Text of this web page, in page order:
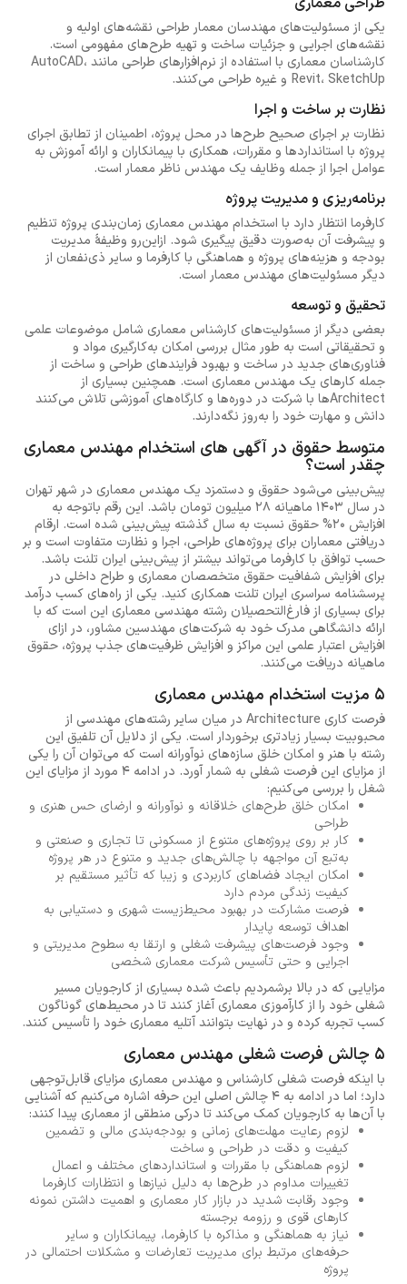
یکی از مسئولیت‌های مهندسان معمار طراحی نقشه‌های اولیه و
نقشه‌های اجرایی و جزئیات ساخت و تهیه طرح‌های مفهومی است.
کارشناسان معماری با استفاده از نرم‌افزارهای طراحی مانند AutoCAD،
Revit، SketchUp و غیره طراحی می‌کنند.
نظارت بر ساخت و اجرا
نظارت بر اجرای صحیح طرح‌ها در محل پروژه، اطمینان از تطابق اجرای
پروژه با استانداردها و مقررات، همکاری با پیمانکاران و ارائه آموزش به
عوامل اجرا از جمله وظایف یک مهندس ناظر معمار است.
برنامه‌ریزی و مدیریت پروژه
کارفرما انتظار دارد با استخدام مهندس معماری زمان‌بندی پروژه تنظیم
و پیشرفت آن به‌صورت دقیق پیگیری شود. ازاین‌رو وظیفهٔ مدیریت
بودجه و هزینه‌های پروژه و هماهنگی با کارفرما و سایر ذی‌نفعان از
دیگر مسئولیت‌های مهندس معمار است.
تحقیق و توسعه
بعضی دیگر از مسئولیت‌های کارشناس معماری شامل موضوعات علمی
و تحقیقاتی است به طور مثال بررسی امکان به‌کارگیری مواد و
فناوری‌های جدید در ساخت و بهبود فرایندهای طراحی و ساخت از
جمله کارهای یک مهندس معماری است. همچنین بسیاری از
Architectها با شرکت در دوره‌ها و کارگاه‌های آموزشی تلاش می‌کنند
دانش و مهارت خود را به‌روز نگه‌دارند.
متوسط حقوق در آگهی های استخدام مهندس معماری
چقدر است؟
پیش‌بینی می‌شود حقوق و دستمزد یک مهندس معماری در شهر تهران
در سال 1403 ماهیانه 28 میلیون تومان باشد. این رقم باتوجه به
افزایش 20% حقوق نسبت به سال گذشته پیش‌بینی شده است. ارقام
دریافتی معماران برای پروژه‌های طراحی، اجرا و نظارت متفاوت است و بر
حسب توافق با کارفرما می‌تواند بیشتر از پیش‌بینی ایران تلنت باشد.
برای افزایش شفافیت حقوق متخصصان معماری و طراح داخلی در
پرسشنامه سراسری ایران تلنت همکاری کنید. یکی از راه‌های کسب درآمد
برای بسیاری از فارغ‌التحصیلان رشته مهندسی معماری این است که با
ارائه دانشگاهی مدرک خود به شرکت‌های مهندسین مشاور، در ازای
افزایش اعتبار علمی این مراکز و افزایش ظرفیت‌های جذب پروژه، حقوق
ماهیانه دریافت می‌کنند.
5 مزیت استخدام مهندس معماری
فرصت کاری Architecture در میان سایر رشته‌های مهندسی از
محبوبیت بسیار زیادتری برخوردار است. یکی از دلایل آن تلفیق این
رشته با هنر و امکان خلق سازه‌های نوآورانه است که می‌توان آن را یکی
از مزایای این فرصت شغلی به شمار آورد. در ادامه 4 مورد از مزایای این
شغل را بررسی می‌کنیم:
امکان خلق طرح‌های خلاقانه و نوآورانه و ارضای حس هنری و
طراحی
کار بر روی پروژه‌های متنوع از مسکونی تا تجاری و صنعتی و
به‌تبع آن مواجهه با چالش‌های جدید و متنوع در هر پروژه
امکان ایجاد فضاهای کاربردی و زیبا که تأثیر مستقیم بر
کیفیت زندگی مردم دارد
فرصت مشارکت در بهبود محیط‌زیست شهری و دستیابی به
اهداف توسعه پایدار
وجود فرصت‌های پیشرفت شغلی و ارتقا به سطوح مدیریتی و
اجرایی و حتی تأسیس شرکت معماری شخصی
مزایایی که در بالا برشمردیم باعث شده بسیاری از کارجویان مسیر
شغلی خود را از کارآموزی معماری آغاز کنند تا در محیط‌های گوناگون
کسب تجربه کرده و در نهایت بتوانند آتلیه معماری خود را تأسیس کنند.
5 چالش فرصت شغلی مهندس معماری
با اینکه فرصت شغلی کارشناس و مهندس معماری مزایای قابل‌توجهی
دارد؛ اما در ادامه به 4 چالش اصلی این حرفه اشاره می‌کنیم که آشنایی
با آن‌ها به کارجویان کمک می‌کند تا درکی منطقی از معماری پیدا کنند:
لزوم رعایت مهلت‌های زمانی و بودجه‌بندی مالی و تضمین
کیفیت و دقت در طراحی و ساخت
لزوم هماهنگی با مقررات و استانداردهای مختلف و اعمال
تغییرات مداوم در طرح‌ها به دلیل نیازها و انتظارات کارفرما
وجود رقابت شدید در بازار کار معماری و اهمیت داشتن نمونه
کارهای قوی و رزومه برجسته
نیاز به هماهنگی و مذاکره با کارفرما، پیمانکاران و سایر
حرفه‌های مرتبط برای مدیریت تعارضات و مشکلات احتمالی در
پروژه